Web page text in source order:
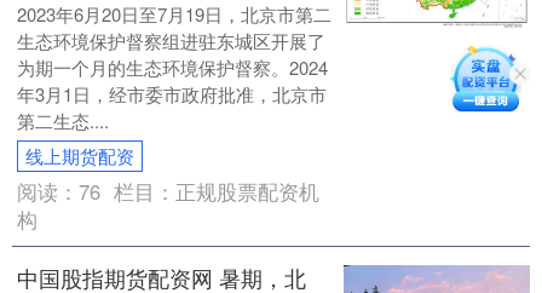
2023年6月20日至7月19日，北京市第二
生态环境保护督察组进驻东城区开展了
为期一个月的生态环境保护督察。2024
年3月1日，经市委市政府批准，北京市
第二生态....
线上期货配资
阅读：76 栏目： 正规股票配资机
构
中国股指期货配资网 暑期，北